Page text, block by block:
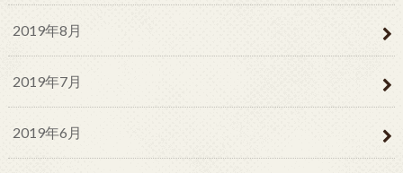
2019年8月
2019年7月
2019年6月